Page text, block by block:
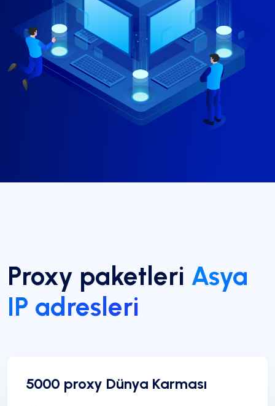
Proxy paketleri Asya
IP adresleri
5000 proxy Dünya Karması